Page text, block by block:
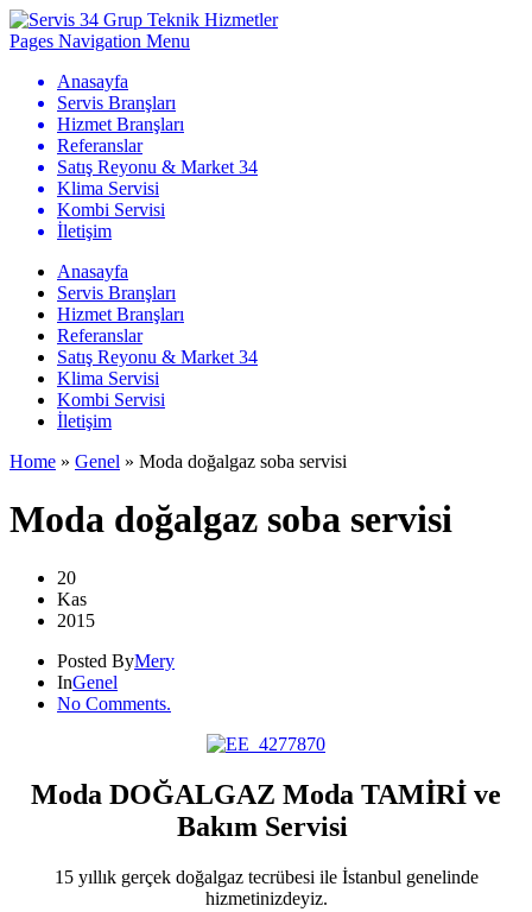
Pages Navigation Menu
Anasayfa
Servis Branşları
Hizmet Branşları
Referanslar
Satış Reyonu & Market 34
Klima Servisi
Kombi Servisi
İletişim
Anasayfa
Servis Branşları
Hizmet Branşları
Referanslar
Satış Reyonu & Market 34
Klima Servisi
Kombi Servisi
İletişim
Home » Genel » Moda doğalgaz soba servisi
Moda doğalgaz soba servisi
20
Kas
2015
Posted ByMery
InGenel
No Comments.
Moda DOĞALGAZ Moda TAMİRİ ve
Bakım Servisi
15 yıllık gerçek doğalgaz tecrübesi ile İstanbul genelinde
hizmetinizdeyiz.